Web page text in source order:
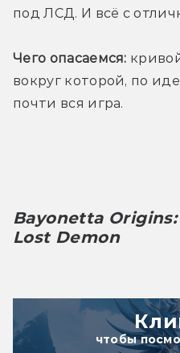
под ЛСД. И всё с
Чего опасаемся:
вокруг которой, по
почти вся игра.
Bayonetta
Lost Demon
чтобы